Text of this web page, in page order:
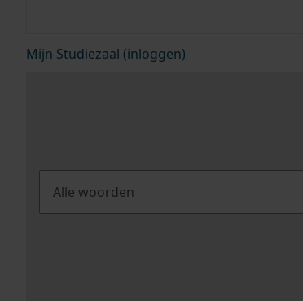
Mijn Studiezaal (inloggen)